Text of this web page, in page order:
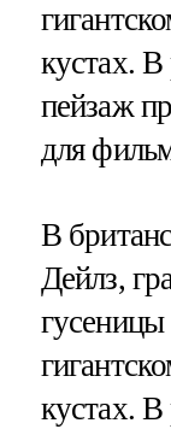
кустах. В
пейзаж
для
В
Дейлз,
гусеницы
кустах. В